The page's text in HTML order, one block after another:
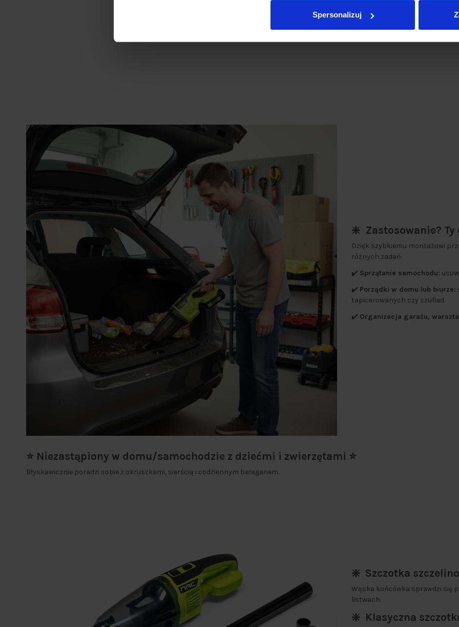
Spersonalizuj
❇️ Zastosowanie? Ty
Dzięk szybkiemu montażowi
różnych zadań:
✔️ Sprzątanie samochodu:
✔️ Porządki w domu lub biurze:
tapicerowanych czy szuflad.
✔️ Organizacja garażu,
⭐ Niezastąpiony w domu/samochodzie z dziećmi i zwierzętami ⭐
Błyskawicznie poradzi sobie z okruszkami, sierścią i codziennym bałaganem.
❇️ Szczotka
Wąska końcówka sprawdzi się
listwach.
❇️ Klasyczna